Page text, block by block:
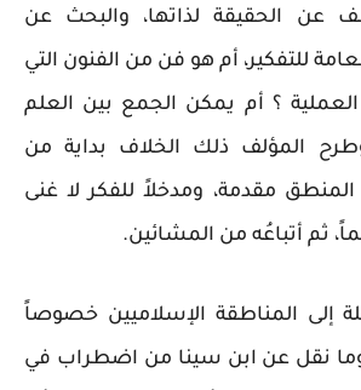
عن الحقيقة لذاتها، والبحث عن
للتفكير، أم هو فن من الفنون التي
العملية ؟ أم يمكن الجمع بين العلم
المؤلف ذلك الخلاف بداية من
مقدمة، ومدخلاً للفكر لا غنى
ثم أتباعُه من المشائين.
إلى المناطقة الإسلاميين خصوصاً
نقل عن ابن سينا من اضطراب في